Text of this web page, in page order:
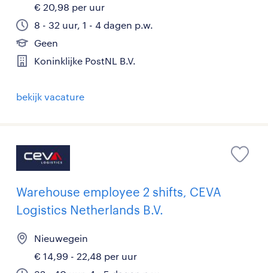
€ 20,98 per uur
8 - 32 uur, 1 - 4 dagen p.w.
Geen
Koninklijke PostNL B.V.
bekijk vacature
Warehouse employee 2 shifts, CEVA
Logistics Netherlands B.V.
Nieuwegein
€ 14,99 - 22,48 per uur